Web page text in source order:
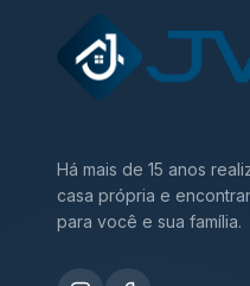
Há mais de 15 anos
casa própria e
para você e sua família.